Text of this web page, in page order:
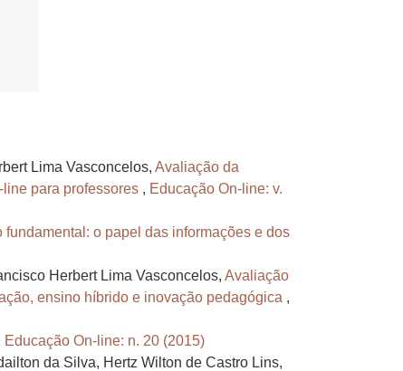
Lima Vasconcelos, Avaliação da
para professores , Educação On-line: v.
o papel das informações e dos
Herbert Lima Vasconcelos, Avaliação
ensino híbrido e inovação pedagógica ,
Educação On-line: n. 20 (2015)
da Silva, Hertz Wilton de Castro Lins,